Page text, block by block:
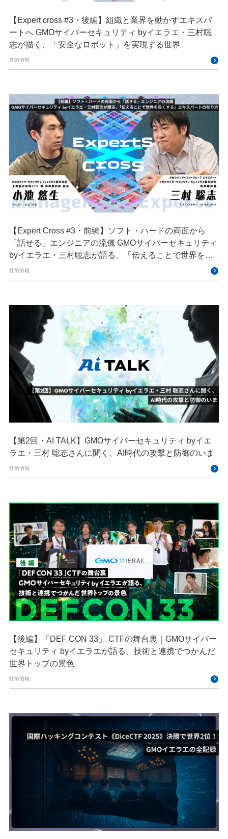
【Expert cross #3・後編】組織と業界を動かすエキスパ
ートへ GMOサイバーセキュリティ byイエラエ・三村聡
志が描く、「安全なロボット」を実現する世界
技術情報
【Expert Cross #3・前編】ソフト・ハードの両面から
「話せる」エンジニアの流儀 GMOサイバーセキュリティ
byイエラエ・三村聡志が語る、「伝えることで世界を良
くする」エキスパートの在り方
技術情報
【第2回・AI TALK】GMOサイバーセキュリティ byイエ
ラエ・三村 聡志さんに聞く、AI時代の攻撃と防御のいま
技術情報
【後編】「DEF CON 33」 CTFの舞台裏｜GMOサイバー
セキュリティ byイエラエが語る、技術と連携でつかんだ
世界トップの景色
技術情報